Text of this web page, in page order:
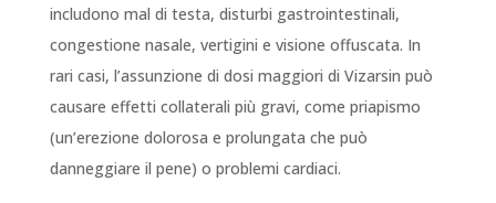
includono mal di testa, disturbi gastrointestinali,
congestione nasale, vertigini e visione offuscata. In
rari casi, l’assunzione di dosi maggiori di Vizarsin può
causare effetti collaterali più gravi, come priapismo
(un’erezione dolorosa e prolungata che può
danneggiare il pene) o problemi cardiaci.